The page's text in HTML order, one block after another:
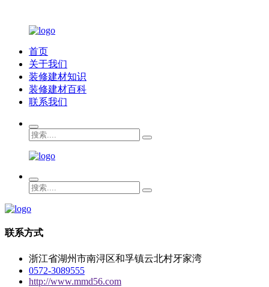
首页
关于我们
装修建材知识
装修建材百科
联系我们
联系方式
浙江省湖州市南浔区和孚镇云北村牙家湾
0572-3089555
http://www.mmd56.com